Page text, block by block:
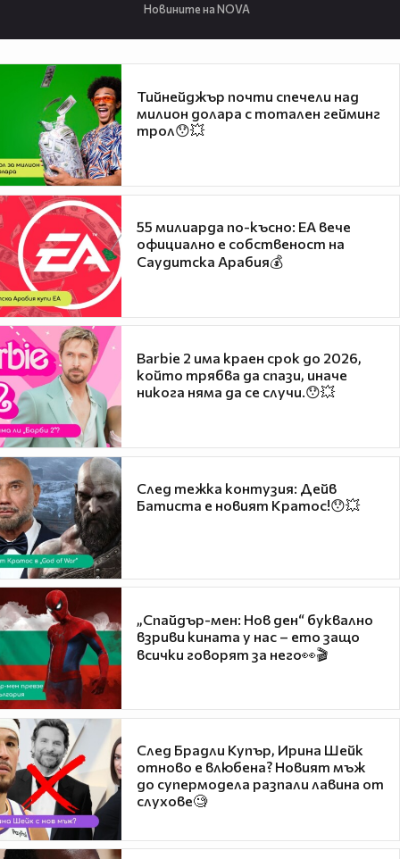
Новините на NOVA
Тийнейджър почти спечели над
милион долара с тотален гейминг
трол😯💥
55 милиарда по-късно: EA вече
официално е собственост на
Саудитска Арабия💰
Barbie 2 има краен срок до 2026,
който трябва да спази, иначе
никога няма да се случи.😯💥
След тежка контузия: Дейв
Батиста е новият Кратос!😯💥
„Спайдър-мен: Нов ден“ буквално
взриви кината у нас – ето защо
всички говорят за него👀🎬
След Брадли Купър, Ирина Шейк
отново е влюбена? Новият мъж
до супермодела разпали лавина от
слухове🧐